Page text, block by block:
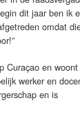
dit jaar ben ik
omdat
Curaçao en
werker en
en is